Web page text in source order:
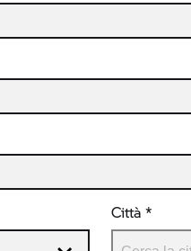
Città *